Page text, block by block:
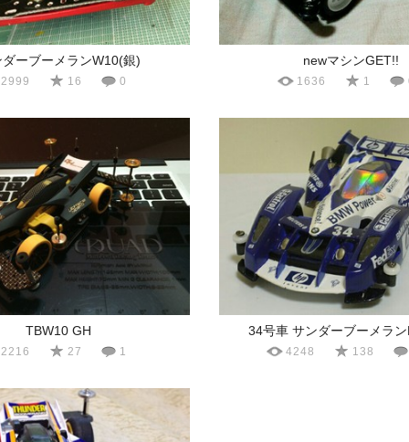
ーブーメランW10(銀)
2999 16 0
newマシンGET!!
1636 1
TBW10 GH
2216 27 1
34号車 サンダーブーメラ
4248 138